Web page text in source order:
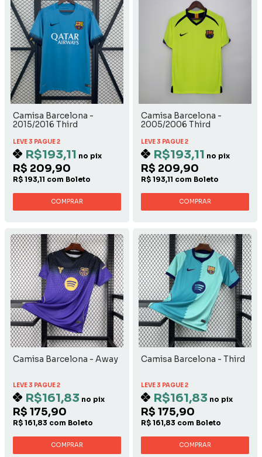
Camisa Barcelona -
2015/2016 Third
LEVE 3 PAGUE 2
R$193,11 no pix
R$ 209,90
R$ 193,11 com Boleto
COMPRAR
Camisa Barcelona -
2005/2006 Third
LEVE 3 PAGUE 2
R$193,11 no pix
R$ 209,90
R$ 193,11 com Boleto
COMPRAR
Camisa Barcelona - Away
LEVE 3 PAGUE 2
R$161,83 no pix
R$ 175,90
R$ 161,83 com Boleto
COMPRAR
Camisa Barcelona - Third
LEVE 3 PAGUE 2
R$161,83 no pix
R$ 175,90
R$ 161,83 com Boleto
COMPRAR